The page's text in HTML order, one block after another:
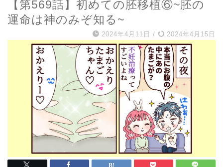
【第569話】初めての胚移植⑥~胚の
運命は神のみぞ知る~
2024年4月11日 / 2024年4月15日